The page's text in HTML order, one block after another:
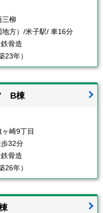
三柳
地方）/米子駅/ 車16分
骨造
23年）
B棟
崎9丁目
32分
骨造
26年）